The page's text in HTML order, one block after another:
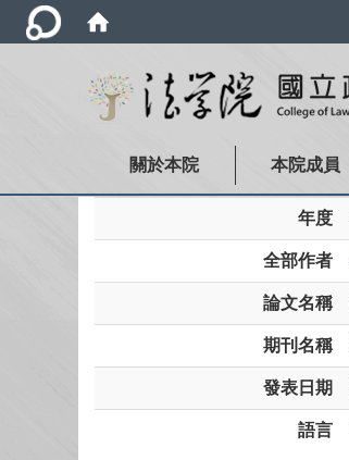
關於本院 本院成員
年度
全部作者
論文名稱
期刊名稱
發表日期
語言